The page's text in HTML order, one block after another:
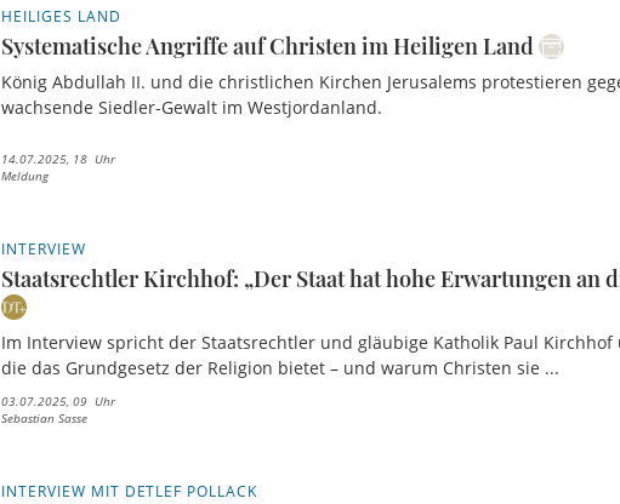
HEILIGES LAND
Systematische Angriffe auf Christen im Heiligen Land
König Abdullah II. und die christlichen Kirchen Jerusalems protestieren
wachsende Siedler-Gewalt im Westjordanland.
14.07.2025, 18 Uhr
Meldung
INTERVIEW
Staatsrechtler Kirchhof: „Der Staat hat hohe Erwartungen an
Im Interview spricht der Staatsrechtler und gläubige Katholik Paul Kirchhof
die das Grundgesetz der Religion bietet – und warum Christen sie ...
03.07.2025, 09 Uhr
Sebastian Sasse
INTERVIEW MIT DETLEF POLLACK